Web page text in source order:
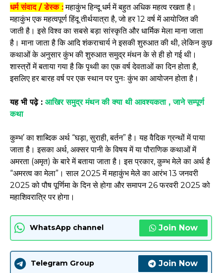
धर्म संवाद / डेस्क :महाकुंभ हिन्दू धर्म में बहुत अधिक महत्व रखता है।
महाकुंभ एक महत्वपूर्ण हिंदू तीर्थयात्रा है, जो हर 12 वर्ष में आयोजित की
जाती है। इसे विश्व का सबसे बड़ा सांस्कृति और धार्मिक मेला माना जाता
है। माना जाता है कि आदि शंकराचार्य ने इसकी शुरुआत की थी, लेकिन कुछ
कथाओं के अनुसार कुंभ की शुरुआत समुद्र मंथन के से ही हो गई थी।
शास्त्रों में बताया गया है कि पृथ्वी का एक वर्ष देवताओं का दिन होता है,
इसलिए हर बारह वर्ष पर एक स्थान पर पुनः कुंभ का आयोजन होता है।
यह भी पढ़े : आखिर समुद्र मंथन की क्या थी आवश्यकता , जाने सम्पूर्ण
कथा
कुम्भ’ का शाब्दिक अर्थ “घड़ा, सुराही, बर्तन” है। यह वैदिक ग्रन्थों में पाया
जाता है। इसका अर्थ, अक्सर पानी के विषय में या पौराणिक कथाओं में
अमरता (अमृत) के बारे में बताया जाता है। इस प्रकार, कुम्भ मेले का अर्थ है
“अमरत्व का मेला”। साल 2025 में महाकुंभ मेले का आरंभ 13 जनवरी
2025 को पौष पूर्णिमा के दिन से होगा और समापन 26 फरवरी 2025 को
महाशिवरात्रि पर होगा।
WhatsApp channel Join Now
Telegram Group Join Now